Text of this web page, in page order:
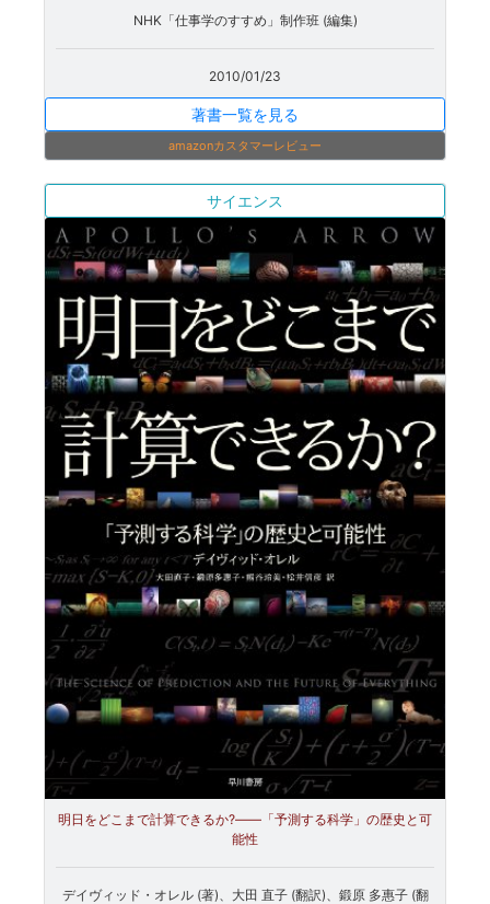
NHK「仕事学のすすめ」制作班 (編集)
2010/01/23
著書一覧を見る
amazonカスタマーレビュー
サイエンス
明日をどこまで計算できるか?――「予測する科学」の歴史と可
能性
デイヴィッド・オレル (著)、大田 直子 (翻訳)、鍛原 多惠子 (翻